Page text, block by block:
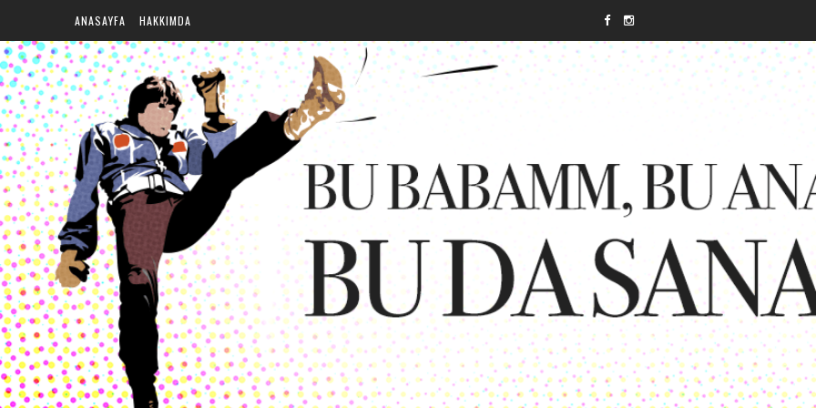
ANASAYFA HAKKIMDA